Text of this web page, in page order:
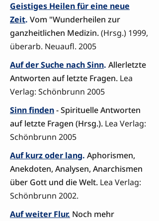
Geistiges Heilen für eine neue
Zeit. Vom "Wunderheilen zur
ganzheitlichen Medizin.(Hrsg.) 1999,
überarb. Neuaufl. 2005
Auf der Suche nach Sinn. Allerletzte
Antworten auf letzte Fragen. Lea
Verlag: Schönbrunn 2005
Sinn finden- Spirituelle Antworten
auf letzte Fragen (Hrsg.). Lea Verlag:
Schönbrunn 2005
Auf kurz oder lang. Aphorismen,
Anekdoten, Analysen, Anarchismen
über Gott und die Welt. Lea Verlag:
Schönbrunn 2002.
Auf weiter Flur. Noch mehr